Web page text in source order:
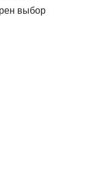
выбор